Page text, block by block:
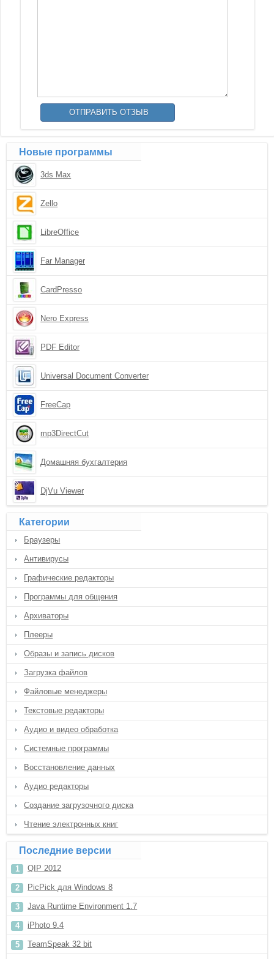
Новые программы
3ds Max
Zello
LibreOffice
Far Manager
CardPresso
Nero Express
PDF Editor
Universal Document Converter
FreeCap
mp3DirectCut
Домашняя бухгалтерия
DjVu Viewer
Категории
Браузеры
Антивирусы
Графические редакторы
Программы для общения
Архиваторы
Плееры
Образы и запись дисков
Загрузка файлов
Файловые менеджеры
Текстовые редакторы
Аудио и видео обработка
Системные программы
Восстановление данных
Аудио редакторы
Создание загрузочного диска
Чтение электронных книг
Последние версии
QIP 2012
PicPick для Windows 8
Java Runtime Environment 1.7
iPhoto 9.4
TeamSpeak 32 bit